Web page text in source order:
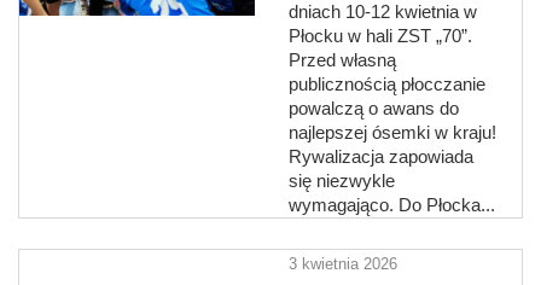
dniach 10-12 kwietnia w
Płocku w hali ZST „70”.
Przed własną
publicznością płocczanie
powalczą o awans do
najlepszej ósemki w kraju!
Rywalizacja zapowiada
się niezwykle
wymagająco. Do Płocka...
3 kwietnia 2026